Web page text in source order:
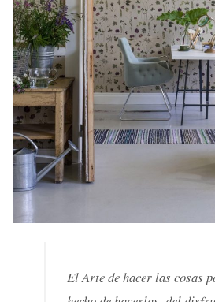
El Arte de hacer las cosas